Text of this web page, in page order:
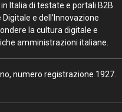
Italia di testate e portali B2B
e dell’Innovazione
la cultura digitale e
amministrazioni italiane.
numero registrazione 1927.